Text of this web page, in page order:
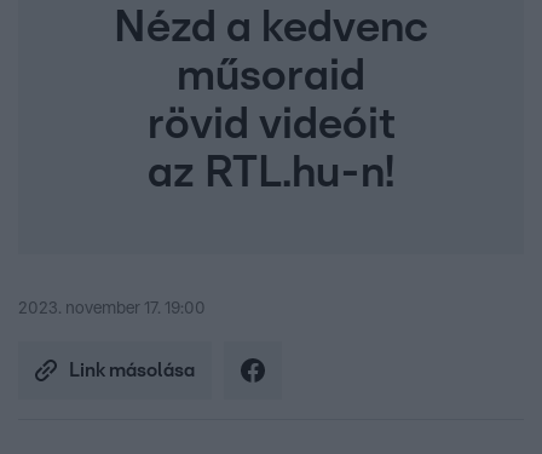
Nézd a kedvenc
műsoraid
rövid videóit
az RTL.hu-n!
2023. november 17. 19:00
Link másolása